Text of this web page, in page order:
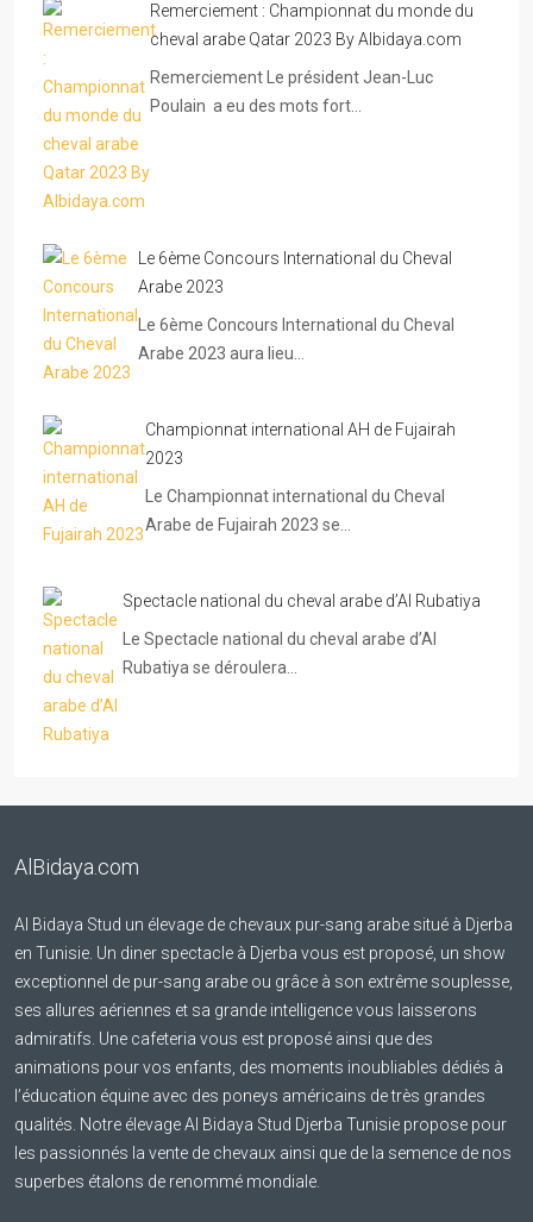
Remerciement : Championnat du monde du
cheval arabe Qatar 2023 By Albidaya.com
Remerciement Le président Jean-Luc
Poulain a eu des mots fort…
Le 6ème Concours International du Cheval
Arabe 2023
Le 6ème Concours International du Cheval
Arabe 2023 aura lieu…
Championnat international AH de Fujairah
2023
Le Championnat international du Cheval
Arabe de Fujairah 2023 se…
Spectacle national du cheval arabe d’Al Rubatiya
Le Spectacle national du cheval arabe d’Al
Rubatiya se déroulera…
AlBidaya.com
Al Bidaya Stud un élevage de chevaux pur-sang arabe situé à Djerba
en Tunisie. Un diner spectacle à Djerba vous est proposé, un show
exceptionnel de pur-sang arabe ou grâce à son extrême souplesse,
ses allures aériennes et sa grande intelligence vous laisserons
admiratifs. Une cafeteria vous est proposé ainsi que des
animations pour vos enfants, des moments inoubliables dédiés à
l’éducation équine avec des poneys américains de très grandes
qualités. Notre élevage Al Bidaya Stud Djerba Tunisie propose pour
les passionnés la vente de chevaux ainsi que de la semence de nos
superbes étalons de renommé mondiale.